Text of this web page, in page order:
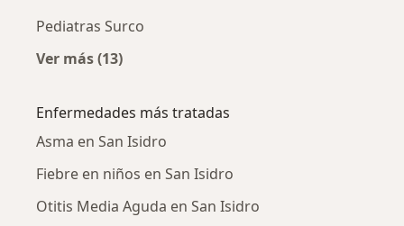
Pediatras Surco
Ver más (13)
Enfermedades más tratadas
Asma en San Isidro
Fiebre en niños en San Isidro
Otitis Media Aguda en San Isidro